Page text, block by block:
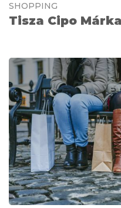
SHOPPING
Tisza Cipo